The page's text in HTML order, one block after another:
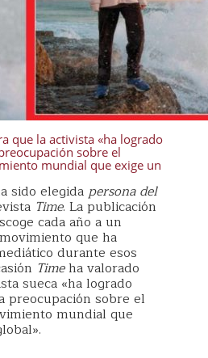
que la activista «ha logrado
sobre el
mundial que exige un
sido elegida persona del
Time. La publicación
cada año a un
que ha
durante esos
Timeha valorado
sueca «ha logrado
preocupación sobre el
mundial que